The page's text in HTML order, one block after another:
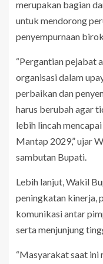
merupakan bagian
untuk mendorong
penyempurnaan
“Pergantian pejabat
organisasi dalam
perbaikan dan
harus berubah agar
lebih lincah
Mantap 2029,” ujar
sambutan Bupati.
Lebih lanjut, Wakil
peningkatan kinerja,
komunikasi antar
serta menjunjung
“Masyarakat saat ini